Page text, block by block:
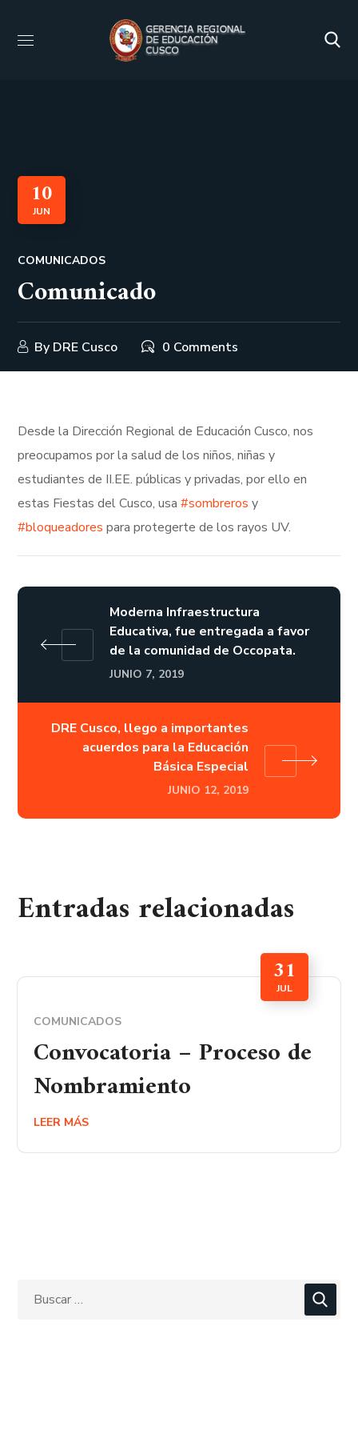
10
JUN
COMUNICADOS
Comunicado
By DRE Cusco 0 Comments
Desde la Dirección Regional de Educación Cusco, nos
preocupamos por la salud de los niños, niñas y
estudiantes de II.EE. públicas y privadas, por ello en
estas Fiestas del Cusco, usa#sombreros y
#bloqueadores para protegerte de los rayos UV.
Moderna Infraestructura
Educativa, fue entregada a favor
de la comunidad de Occopata.
JUNIO 7, 2019
DRE Cusco, llego a importantes
acuerdos para la Educación
Básica Especial
JUNIO 12, 2019
Entradas relacionadas
31
JUL
COMUNICADOS
Convocatoria – Proceso de
Nombramiento
LEER MÁS